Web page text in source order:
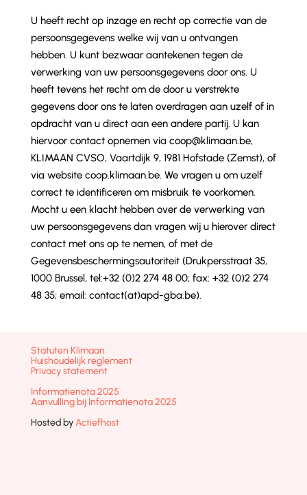
U heeft recht op inzage en recht op correctie van de
persoonsgegevens welke wij van u ontvangen
hebben. U kunt bezwaar aantekenen tegen de
verwerking van uw persoonsgegevens door ons. U
heeft tevens het recht om de door u verstrekte
gegevens door ons te laten overdragen aan uzelf of in
opdracht van u direct aan een andere partij. U kan
hiervoor contact opnemen via coop@klimaan.be,
KLIMAAN CVSO, Vaartdijk 9, 1981 Hofstade (Zemst), of
via website coop.klimaan.be. We vragen u om uzelf
correct te identificeren om misbruik te voorkomen.
Mocht u een klacht hebben over de verwerking van
uw persoonsgegevens dan vragen wij u hierover direct
contact met ons op te nemen, of met de
Gegevensbeschermingsautoriteit (Drukpersstraat 35,
1000 Brussel, tel:+32 (0)2 274 48 00; fax: +32 (0)2 274
48 35; email: contact(at)apd-gba.be).
Statuten Klimaan
Huishoudelijk reglement
Privacy statement
Informatienota 2025
Aanvulling bij Informatienota 2025
Hosted byActiefhost